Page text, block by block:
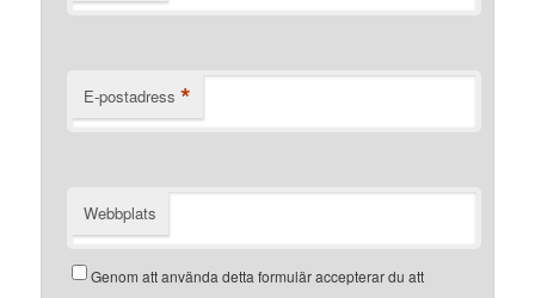
E-postadress *
Webbplats
Genom att använda detta formulär accepterar du att